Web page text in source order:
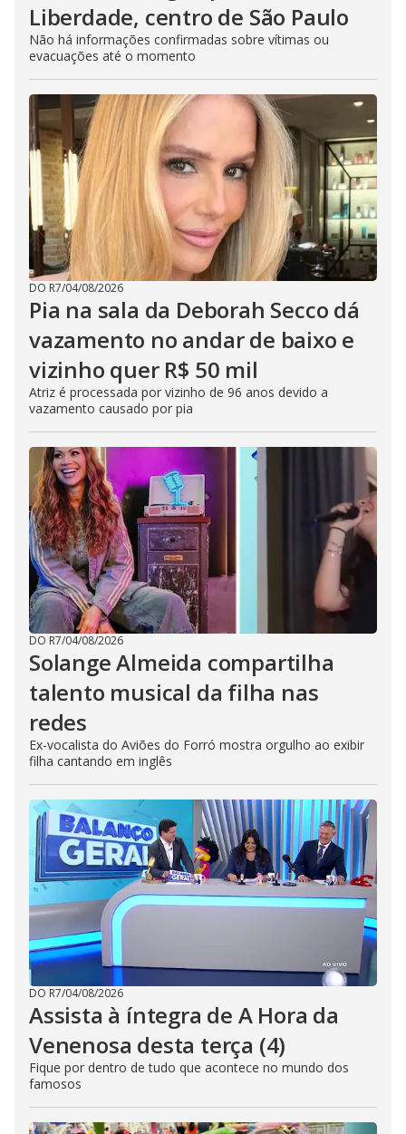
Liberdade, centro de São Paulo
Não há informações confirmadas sobre vítimas ou
evacuações até o momento
DO R7/04/08/2026
Pia na sala da Deborah Secco dá
vazamento no andar de baixo e
vizinho quer R$ 50 mil
Atriz é processada por vizinho de 96 anos devido a
vazamento causado por pia
DO R7/04/08/2026
Solange Almeida compartilha
talento musical da filha nas
redes
Ex-vocalista do Aviões do Forró mostra orgulho ao exibir
filha cantando em inglês
DO R7/04/08/2026
Assista à íntegra de A Hora da
Venenosa desta terça (4)
Fique por dentro de tudo que acontece no mundo dos
famosos